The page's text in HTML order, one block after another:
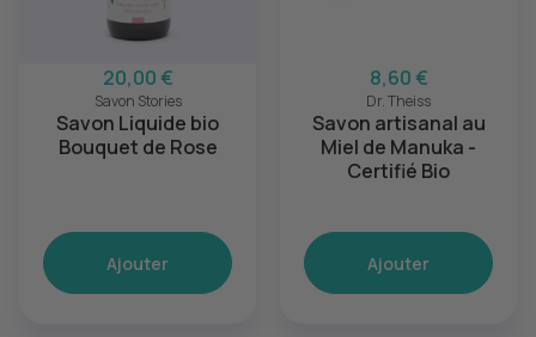
20,00 €
Savon Stories
Savon Liquide bio
Bouquet de Rose
Ajouter
8,60 €
Dr. Theiss
Savon artisanal au
Miel de Manuka -
Certifié Bio
Ajouter